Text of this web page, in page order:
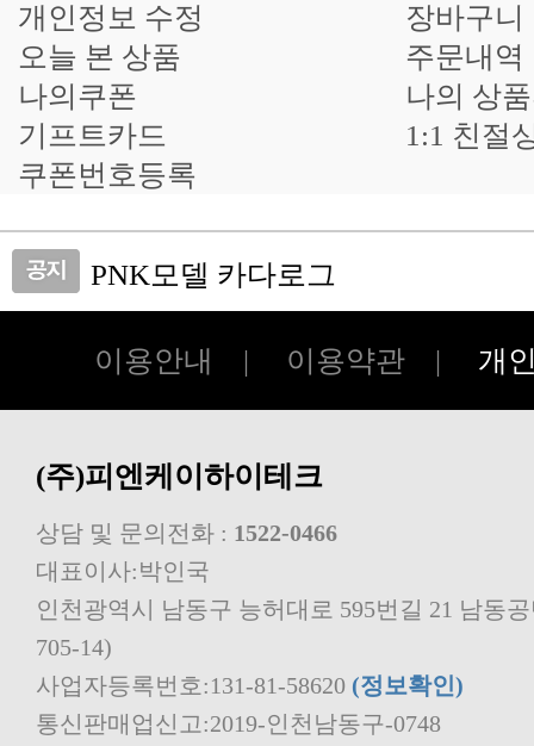
개인정보 수정
오늘 본 상품
나의쿠폰
기프트카드
쿠폰번호등록
장바구니
주문내역
나의 상
1:1 친절
PNK모델 카다로그
피앤케이하이테크 쇼핑몰 오픈!!
이용안내
| 이용약관 | 개
(주)피엔케이하이테크
상담 및 문의전화 : 1522-0466
대표이사:박인국
705-14)
사업자등록번호:131-81-58620 (정보확인)
통신판매업신고:2019-인천남동구-0748